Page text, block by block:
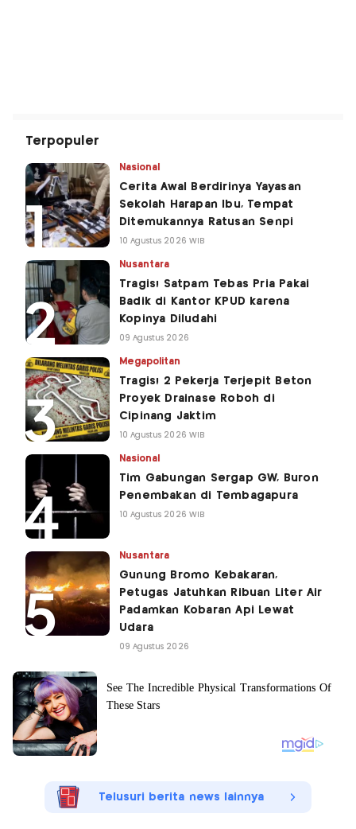
Terpopuler
Nasional
Cerita Awal Berdirinya Yayasan
Sekolah Harapan Ibu, Tempat
Ditemukannya Ratusan Senpi
10 Agustus 2026 WIB
Nusantara
Tragis! Satpam Tebas Pria Pakai
Badik di Kantor KPUD karena
Kopinya Diludahi
09 Agustus 2026
Megapolitan
Tragis! 2 Pekerja Terjepit Beton
Proyek Drainase Roboh di
Cipinang Jaktim
10 Agustus 2026 WIB
Nasional
Tim Gabungan Sergap GW, Buron
Penembakan di Tembagapura
10 Agustus 2026 WIB
Nusantara
Gunung Bromo Kebakaran,
Petugas Jatuhkan Ribuan Liter Air
Padamkan Kobaran Api Lewat
Udara
09 Agustus 2026
Telusuri berita news lainnya